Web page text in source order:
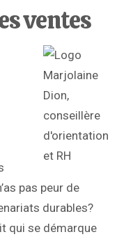
ventes
pas peur de
durables?
qui se démarque